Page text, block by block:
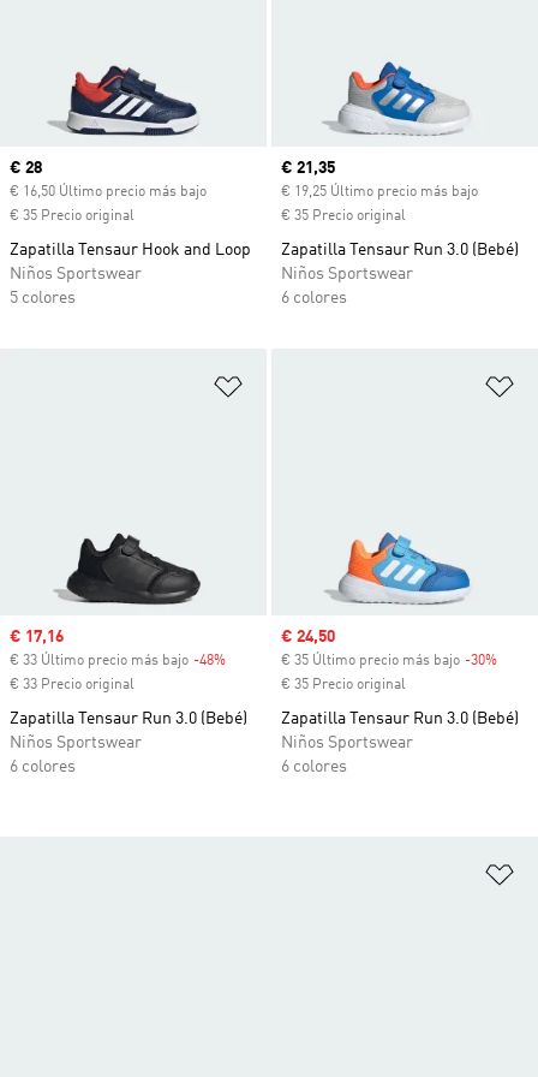
Precio actual
€ 28
€ 16,50 Último precio más bajo
€ 35 Precio original
Zapatilla Tensaur Hook and Loop
Niños Sportswear
5 colores
Precio actual
€ 21,35
€ 19,25 Último precio más bajo
€ 35 Precio original
Zapatilla Tensaur Run 3.0 (Bebé)
Niños Sportswear
6 colores
Precio de venta
€ 17,16
€ 33 Último precio más bajo -48% Descuento
€ 33 Precio original
Zapatilla Tensaur Run 3.0 (Bebé)
Niños Sportswear
6 colores
Precio de venta
€ 24,50
€ 35 Último precio más bajo -30%
€ 35 Precio original
Zapatilla Tensaur Run 3.0 (Bebé)
Niños Sportswear
6 colores